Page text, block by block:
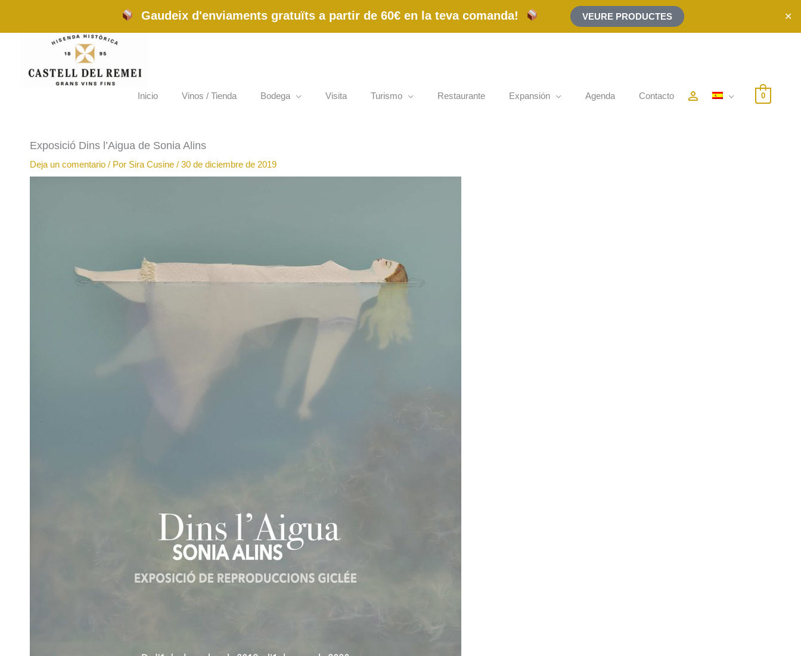
Gaudeix d'enviaments gratuïts a partir de 60€ en la teva comanda! VEURE PRODUCTES ✕
contenido
Inicio Vinos / Tienda Bodega Visita Turismo Restaurante Expansión Agenda Contacto person_outline 0
Exposició Dins l’Aigua de Sonia Alins
Deja un comentario / Por Sira Cusine / 30 de diciembre de 2019